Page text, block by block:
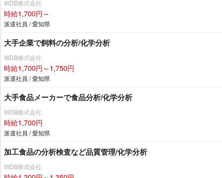
WDB株式会社
時給1,700円～
派遣社員 / 愛知県
大手企業で飼料の分析/化学分析
WDB株式会社
時給1,700円～1,750円
派遣社員 / 愛知県
大手食品メーカーで食品分析/化学分析
WDB株式会社
時給1,700円
派遣社員 / 愛知県
加工食品の分析検査など品質管理/化学分析
WDB株式会社